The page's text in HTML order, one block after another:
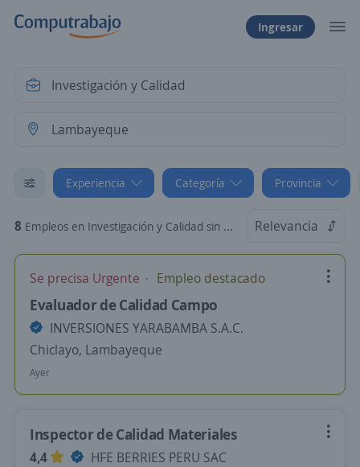
Ingresar
Experiencia Categoría Provincia
8 Empleos en Investigación y Calidad sin experiencia en Lambayeque Relevancia
Se precisa Urgente Empleo destacado
Evaluador de Calidad Campo
INVERSIONES YARABAMBA S.A.C.
Chiclayo, Lambayeque
Ayer
Inspector de Calidad Materiales
4,4
HFE BERRIES PERU SAC